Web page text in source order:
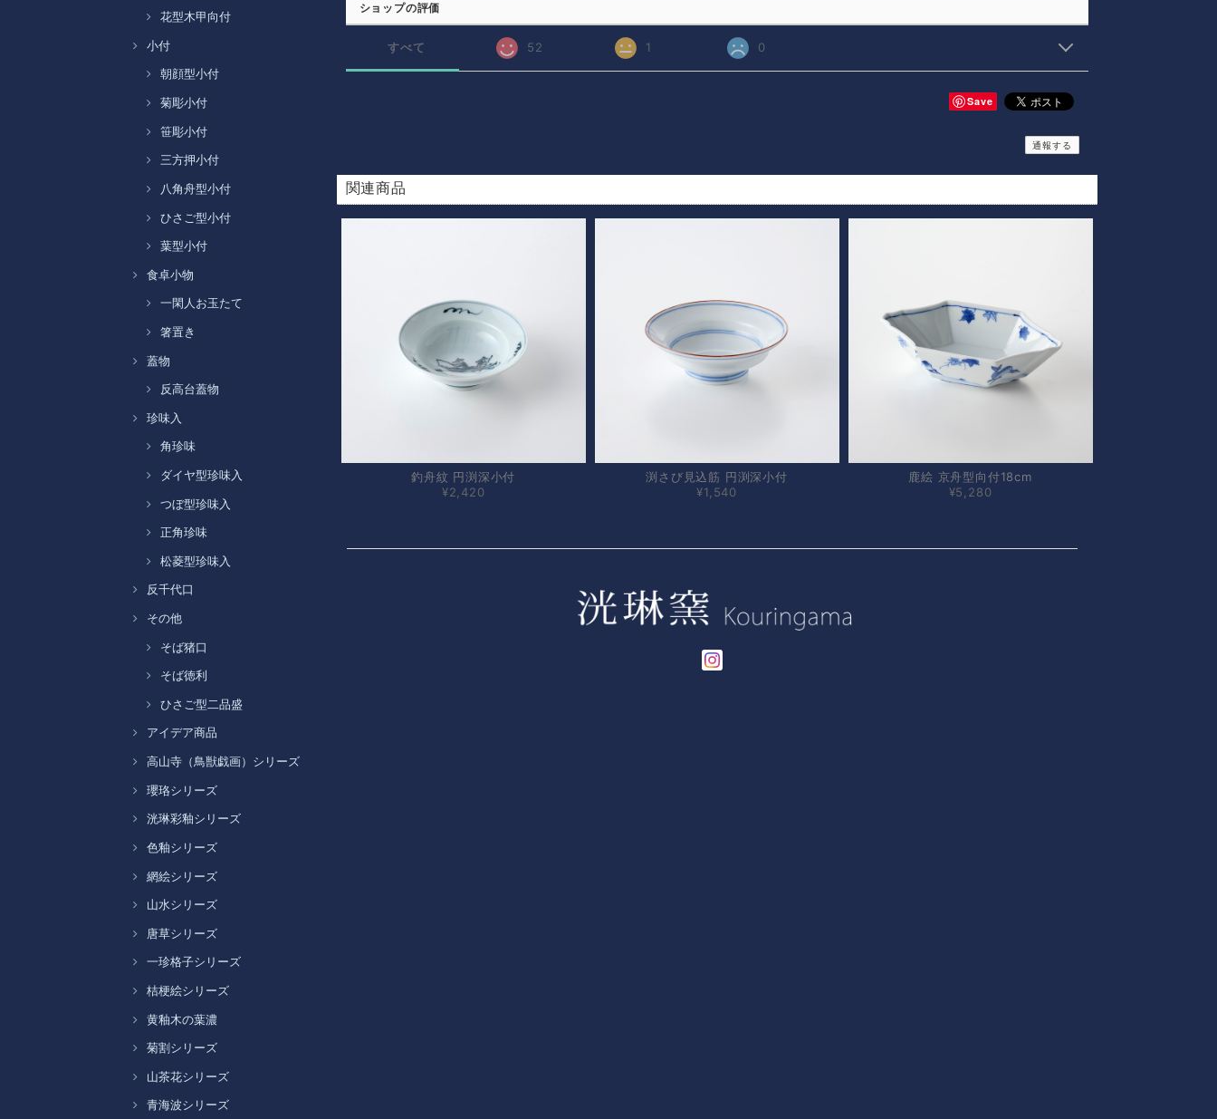
花型木甲向付
小付
朝顔型小付
菊彫小付
笹彫小付
三方押小付
八角舟型小付
ひさご型小付
葉型小付
食卓小物
一閑人お玉たて
箸置き
蓋物
反高台蓋物
珍味入
角珍味
ダイヤ型珍味入
つぼ型珍味入
正角珍味
松菱型珍味入
反千代口
その他
そば猪口
そば徳利
ひさご型二品盛
アイデア商品
高山寺（鳥獣戯画）シリーズ
瓔珞シリーズ
洸琳彩釉シリーズ
色釉シリーズ
網絵シリーズ
山水シリーズ
唐草シリーズ
一珍格子シリーズ
桔梗絵シリーズ
黄釉木の葉濃
菊割シリーズ
山茶花シリーズ
青海波シリーズ
ショップの評価
すべて 52 1 0
Save
通報する
関連商品
釣舟紋 円渕深小付
¥2,420
渕さび見込筋 円渕深小付
¥1,540
鹿絵 京舟型向付18cm
¥5,280